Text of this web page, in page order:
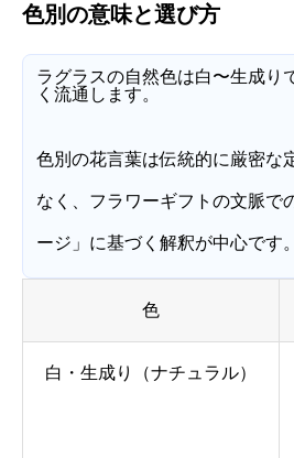
色別の意味と選び方
ラグラスの自然色は白〜生成り
く流通します。
色別の花言葉は伝統的に厳密な
なく、フラワーギフトの文脈で
ージ」に基づく解釈が中心です。
色
白・生成り（ナチュラル）